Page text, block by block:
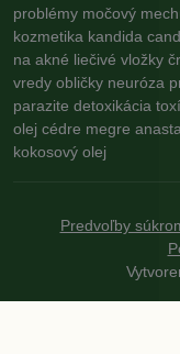
problémy močový
kozmetika kandida
na akné liečivé vložky
vredy obličky neuróza
parazite detoxikácia
olej cédre megre
kokosový olej
Predvoľby